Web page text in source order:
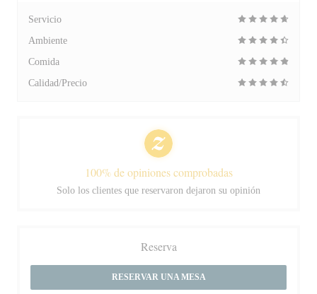
Servicio
Ambiente
Comida
Calidad/Precio
100% de opiniones comprobadas
Solo los clientes que reservaron dejaron su opinión
Reserva
RESERVAR UNA MESA